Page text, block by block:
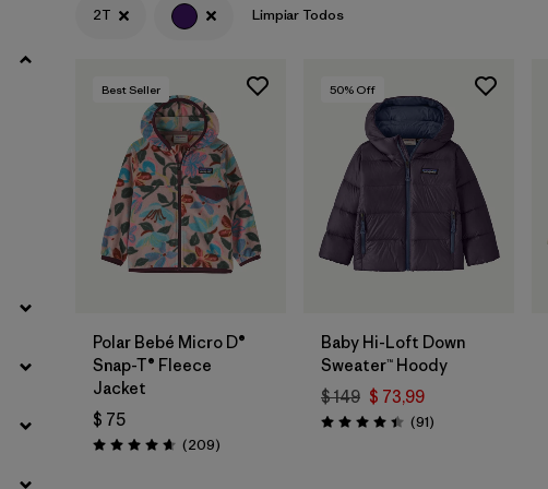
Filtrar por
Materials & Fabric
Product Family
2T Limpiar Todos
Best Seller
Polar Bebé Micro D®
Snap-T® Fleece
Jacket
$ 75
Valoración: 4.7 / 5
(209Comentarios
)
50% Off
Baby Hi-Loft Down
Sweater™ Hoody
$ 149 $ 73,99
Valoración: 4.4 / 5
(91Comentarios
)